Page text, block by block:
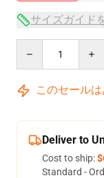
サイズガイド
このセールは
Deliver to
Cost to ship:
Standard -